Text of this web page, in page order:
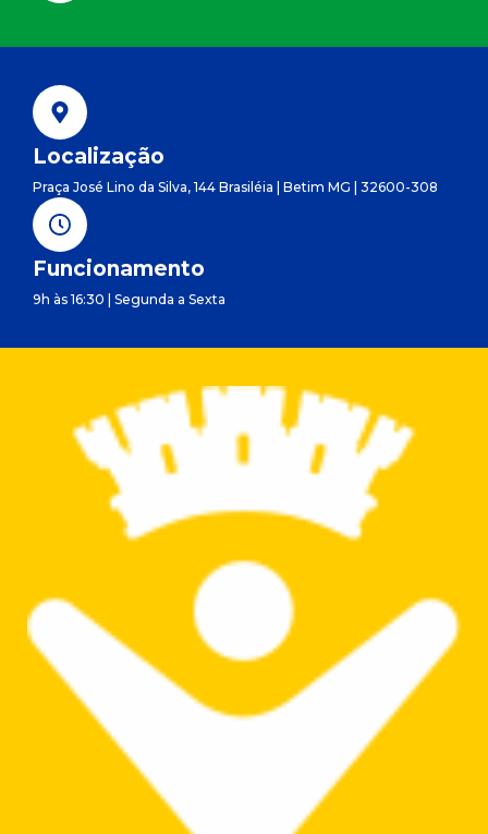
Localização
Praça José Lino da Silva, 144 Brasiléia | Betim MG | 32600-308
Funcionamento
9h às 16:30 | Segunda a Sexta